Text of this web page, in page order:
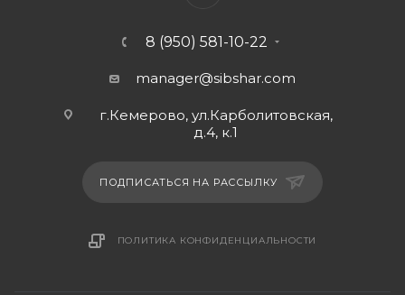
8 (950) 581-10-22
manager@sibshar.com
г.Кемерово, ул.Карболитовская,
д.4, к.1
ПОДПИСАТЬСЯ НА РАССЫЛКУ
ПОЛИТИКА КОНФИДЕНЦИАЛЬНОСТИ